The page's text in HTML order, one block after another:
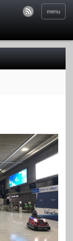
menu